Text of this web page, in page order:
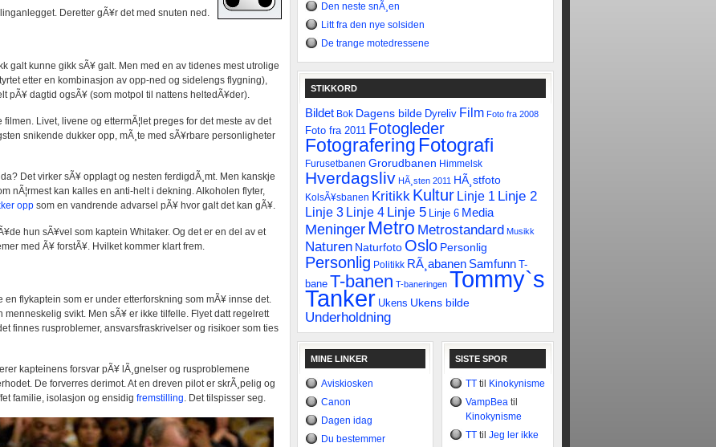
Deretter gÃ¥r det med snuten ned.
galt kunne gikk sÃ¥ galt. Men med en av tidenes mest utrolige
etter en kombinasjon av opp-ned og sidelengs flygning),
pÃ¥ dagtid ogsÃ¥ (som motpol til nattens heltedÃ¥der).
Livet, livene og ettermÃ¦let preges for det meste av det
snikende dukker opp, mÃ¸te med sÃ¥rbare personligheter
Det virker sÃ¥ opplagt og nesten ferdigdÃ¸mt. Men kanskje
nÃ¦rmest kan kalles en anti-helt i dekning. Alkoholen flyter,
opp som en vandrende advarsel pÃ¥ hvor galt det kan gÃ¥.
hun sÃ¥vel som kaptein Whitaker. Og det er en del av et
med Ã¥ forstÃ¥. Hvilket kommer klart frem.
en flykaptein som er under etterforskning som mÃ¥ innse det.
menneskelig svikt. Men sÃ¥ er ikke tilfelle. Flyet datt regelrett
finnes rusproblemer, ansvarsfraskrivelser og risikoer som ties
kapteinens forsvar pÃ¥ lÃ¸gnelser og rusproblemene
De forverres derimot. At en dreven pilot er skrÃ¸pelig og
familie, isolasjon og ensidig fremstilling. Det tilspisser seg.
Den neste snÃ¸en
Litt fra den nye solsiden
De trange motedressene
STIKKORD
Bildet Bok Dagens bilde Dyreliv Film Foto fra 2008
Foto fra 2011 Fotogleder
Fotografering Fotografi
Furusetbanen Grorudbanen Himmelsk
Hverdagsliv HÃ¸sten 2011 HÃ¸stfoto
KolsÃ¥sbanen Kritikk Kultur Linje 1 Linje 2
Linje 3 Linje 4 Linje 5 Linje 6 Media
Meninger Metro Metrostandard Musikk
Naturen Naturfoto Oslo Personlig
Personlig Politikk RÃ¸abanen Samfunn T-
bane T-banen T-baneringen Tommy`s
Tanker Ukens Ukens bilde
Underholdning
MINE LINKER
Aviskiosken
Canon
Dagen idag
Du bestemmer
SISTE SPOR
TT til
Kinokynisme
VampBea til
Kinokynisme
TT til Jeg ler ikke